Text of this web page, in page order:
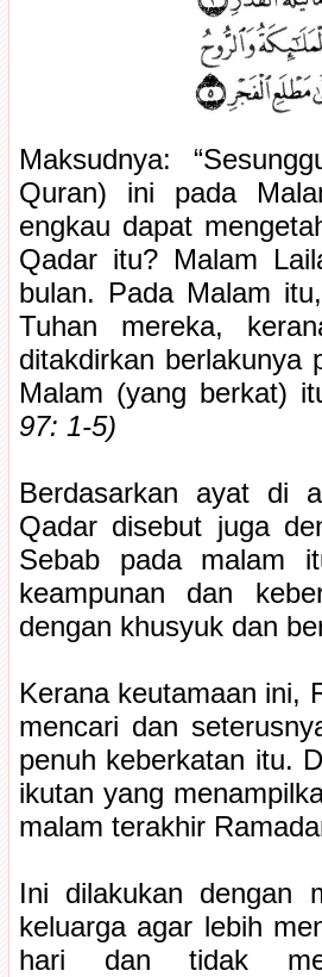
Maksudnya:
Quran) ini pada
engkau dapat
Qadar itu? Malam
bulan. Pada Malam
Tuhan mereka,
ditakdirkan berlakunya
Malam (yang berkat)
97: 1-5)
Berdasarkan ayat di
Qadar disebut juga
Sebab pada malam
keampunan dan
dengan khusyuk dan
Kerana keutamaan ini,
mencari dan
penuh keberkatan itu.
ikutan yang
malam terakhir
Ini dilakukan dengan
keluarga agar lebih
hari dan tidak